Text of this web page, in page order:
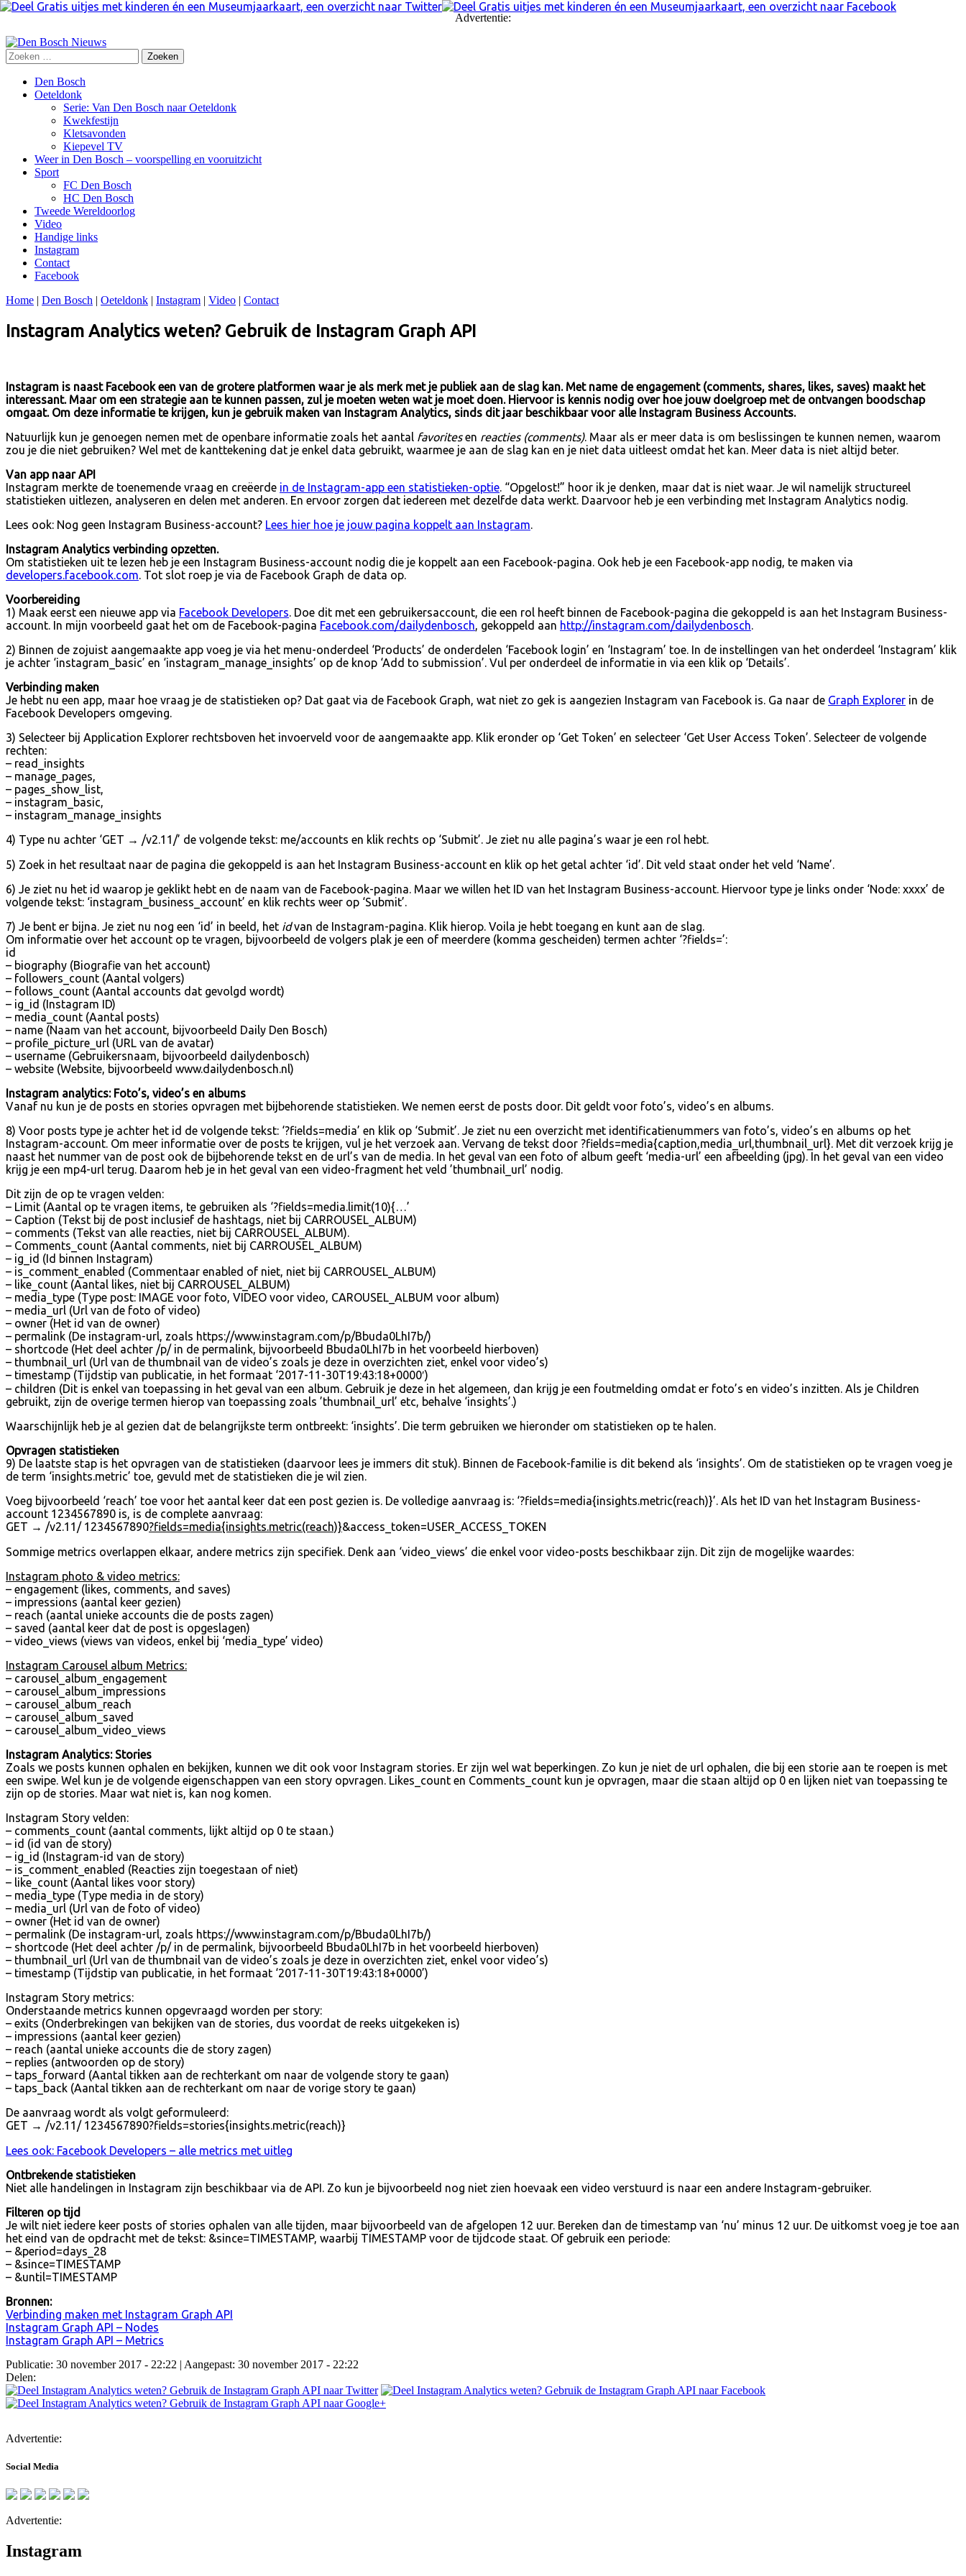
Advertentie:
Zoeken
naar:
Skip
Den Bosch
Oeteldonk
Serie: Van Den Bosch naar Oeteldonk
Kwekfestijn
Kletsavonden
Kiepevel TV
Weer in Den Bosch – voorspelling en vooruitzicht
Sport
FC Den Bosch
HC Den Bosch
Tweede Wereldoorlog
Video
Handige links
Instagram
Contact
Facebook
Home | Den Bosch | Oeteldonk | Instagram | Video | Contact
Instagram Analytics weten? Gebruik de Instagram Graph API
Instagram is naast Facebook een van de grotere platformen waar je als merk met je publiek aan de slag kan. Met name de engagement (comments, shares, likes, saves) maakt het
interessant. Maar om een strategie aan te kunnen passen, zul je moeten weten wat je moet doen. Hiervoor is kennis nodig over hoe jouw doelgroep met de ontvangen boodschap
omgaat. Om deze informatie te krijgen, kun je gebruik maken van Instagram Analytics, sinds dit jaar beschikbaar voor alle Instagram Business Accounts.
Natuurlijk kun je genoegen nemen met de openbare informatie zoals het aantal favoritesen reacties (comments). Maar als er meer data is om beslissingen te kunnen nemen, waarom
zou je die niet gebruiken? Wel met de kanttekening dat je enkel data gebruikt, waarmee je aan de slag kan en je niet data uitleest omdat het kan. Meer data is niet altijd beter.
Van app naar API
Instagram merkte de toenemende vraag en creëerde in de Instagram-app een statistieken-optie. “Opgelost!” hoor ik je denken, maar dat is niet waar. Je wil namelijk structureel
statistieken uitlezen, analyseren en delen met anderen. En ervoor zorgen dat iedereen met dezelfde data werkt. Daarvoor heb je een verbinding met Instagram Analytics nodig.
Lees ook: Nog geen Instagram Business-account? Lees hier hoe je jouw pagina koppelt aan Instagram.
Instagram Analytics verbinding opzetten.
Om statistieken uit te lezen heb je een Instagram Business-account nodig die je koppelt aan een Facebook-pagina. Ook heb je een Facebook-app nodig, te maken via
developers.facebook.com. Tot slot roep je via de Facebook Graph de data op.
Voorbereiding
1) Maak eerst een nieuwe app via Facebook Developers. Doe dit met een gebruikersaccount, die een rol heeft binnen de Facebook-pagina die gekoppeld is aan het Instagram Business-
account. In mijn voorbeeld gaat het om de Facebook-pagina Facebook.com/dailydenbosch, gekoppeld aan http://instagram.com/dailydenbosch.
2) Binnen de zojuist aangemaakte app voeg je via het menu-onderdeel ‘Products’ de onderdelen ‘Facebook login’ en ‘Instagram’ toe. In de instellingen van het onderdeel ‘Instagram’ klik
je achter ‘instagram_basic’ en ‘instagram_manage_insights’ op de knop ‘Add to submission’. Vul per onderdeel de informatie in via een klik op ‘Details’.
Verbinding maken
Je hebt nu een app, maar hoe vraag je de statistieken op? Dat gaat via de Facebook Graph, wat niet zo gek is aangezien Instagram van Facebook is. Ga naar de Graph Explorer in de
Facebook Developers omgeving.
3) Selecteer bij Application Explorer rechtsboven het invoerveld voor de aangemaakte app. Klik eronder op ‘Get Token’ en selecteer ‘Get User Access Token’. Selecteer de volgende
rechten:
– read_insights
– manage_pages,
– pages_show_list,
– instagram_basic,
– instagram_manage_insights
4) Type nu achter ‘GET → /v2.11/’ de volgende tekst: me/accounts en klik rechts op ‘Submit’. Je ziet nu alle pagina’s waar je een rol hebt.
5) Zoek in het resultaat naar de pagina die gekoppeld is aan het Instagram Business-account en klik op het getal achter ‘id’. Dit veld staat onder het veld ‘Name’.
6) Je ziet nu het id waarop je geklikt hebt en de naam van de Facebook-pagina. Maar we willen het ID van het Instagram Business-account. Hiervoor type je links onder ‘Node: xxxx’ de
volgende tekst: ‘instagram_business_account’ en klik rechts weer op ‘Submit’.
7) Je bent er bijna. Je ziet nu nog een ‘id’ in beeld, het idvan de Instagram-pagina. Klik hierop. Voila je hebt toegang en kunt aan de slag.
Om informatie over het account op te vragen, bijvoorbeeld de volgers plak je een of meerdere (komma gescheiden) termen achter ‘?fields=’:
id
– biography (Biografie van het account)
– followers_count (Aantal volgers)
– follows_count (Aantal accounts dat gevolgd wordt)
– ig_id (Instagram ID)
– media_count (Aantal posts)
– name (Naam van het account, bijvoorbeeld Daily Den Bosch)
– profile_picture_url (URL van de avatar)
– username (Gebruikersnaam, bijvoorbeeld dailydenbosch)
– website (Website, bijvoorbeeld www.dailydenbosch.nl)
Instagram analytics: Foto’s, video’s en albums
Vanaf nu kun je de posts en stories opvragen met bijbehorende statistieken. We nemen eerst de posts door. Dit geldt voor foto’s, video’s en albums.
8) Voor posts type je achter het id de volgende tekst: ‘?fields=media’ en klik op ‘Submit’. Je ziet nu een overzicht met identificatienummers van foto’s, video’s en albums op het
Instagram-account. Om meer informatie over de posts te krijgen, vul je het verzoek aan. Vervang de tekst door ?fields=media{caption,media_url,thumbnail_url}. Met dit verzoek krijg je
naast het nummer van de post ook de bijbehorende tekst en de url’s van de media. In het geval van een foto of album geeft ‘media-url’ een afbeelding (jpg). In het geval van een video
krijg je een mp4-url terug. Daarom heb je in het geval van een video-fragment het veld ’thumbnail_url’ nodig.
Dit zijn de op te vragen velden:
– Limit (Aantal op te vragen items, te gebruiken als ‘?fields=media.limit(10){…’
– Caption (Tekst bij de post inclusief de hashtags, niet bij CARROUSEL_ALBUM)
– comments (Tekst van alle reacties, niet bij CARROUSEL_ALBUM).
– Comments_count (Aantal comments, niet bij CARROUSEL_ALBUM)
– ig_id (Id binnen Instagram)
– is_comment_enabled (Commentaar enabled of niet, niet bij CARROUSEL_ALBUM)
– like_count (Aantal likes, niet bij CARROUSEL_ALBUM)
– media_type (Type post: IMAGE voor foto, VIDEO voor video, CAROUSEL_ALBUM voor album)
– media_url (Url van de foto of video)
– owner (Het id van de owner)
– permalink (De instagram-url, zoals https://www.instagram.com/p/Bbuda0LhI7b/)
– shortcode (Het deel achter /p/ in de permalink, bijvoorbeeld Bbuda0LhI7b in het voorbeeld hierboven)
– thumbnail_url (Url van de thumbnail van de video’s zoals je deze in overzichten ziet, enkel voor video’s)
– timestamp (Tijdstip van publicatie, in het formaat ‘2017-11-30T19:43:18+0000′)
– children (Dit is enkel van toepassing in het geval van een album. Gebruik je deze in het algemeen, dan krijg je een foutmelding omdat er foto’s en video’s inzitten. Als je Children
gebruikt, zijn de overige termen hierop van toepassing zoals ’thumbnail_url’ etc, behalve ‘insights’.)
Waarschijnlijk heb je al gezien dat de belangrijkste term ontbreekt: ‘insights’. Die term gebruiken we hieronder om statistieken op te halen.
Opvragen statistieken
9) De laatste stap is het opvragen van de statistieken (daarvoor lees je immers dit stuk). Binnen de Facebook-familie is dit bekend als ‘insights’. Om de statistieken op te vragen voeg je
de term ‘insights.metric’ toe, gevuld met de statistieken die je wil zien.
Voeg bijvoorbeeld ‘reach’ toe voor het aantal keer dat een post gezien is. De volledige aanvraag is: ‘?fields=media{insights.metric(reach)}’. Als het ID van het Instagram Business-
account 1234567890 is, is de complete aanvraag:
GET → /v2.11/ 1234567890?fields=media{insights.metric(reach)}&access_token=USER_ACCESS_TOKEN
Sommige metrics overlappen elkaar, andere metrics zijn specifiek. Denk aan ‘video_views’ die enkel voor video-posts beschikbaar zijn. Dit zijn de mogelijke waardes:
Instagram photo & video metrics:
– engagement (likes, comments, and saves)
– impressions (aantal keer gezien)
– reach (aantal unieke accounts die de posts zagen)
– saved (aantal keer dat de post is opgeslagen)
– video_views (views van videos, enkel bij ‘media_type’ video)
Instagram Carousel album Metrics:
– carousel_album_engagement
– carousel_album_impressions
– carousel_album_reach
– carousel_album_saved
– carousel_album_video_views
Instagram Analytics: Stories
Zoals we posts kunnen ophalen en bekijken, kunnen we dit ook voor Instagram stories. Er zijn wel wat beperkingen. Zo kun je niet de url ophalen, die bij een storie aan te roepen is met
een swipe. Wel kun je de volgende eigenschappen van een story opvragen. Likes_count en Comments_count kun je opvragen, maar die staan altijd op 0 en lijken niet van toepassing te
zijn op de stories. Maar wat niet is, kan nog komen.
Instagram Story velden:
– comments_count (aantal comments, lijkt altijd op 0 te staan.)
– id (id van de story)
– ig_id (Instagram-id van de story)
– is_comment_enabled (Reacties zijn toegestaan of niet)
– like_count (Aantal likes voor story)
– media_type (Type media in de story)
– media_url (Url van de foto of video)
– owner (Het id van de owner)
– permalink (De instagram-url, zoals https://www.instagram.com/p/Bbuda0LhI7b/)
– shortcode (Het deel achter /p/ in de permalink, bijvoorbeeld Bbuda0LhI7b in het voorbeeld hierboven)
– thumbnail_url (Url van de thumbnail van de video’s zoals je deze in overzichten ziet, enkel voor video’s)
– timestamp (Tijdstip van publicatie, in het formaat ‘2017-11-30T19:43:18+0000’)
Instagram Story metrics:
Onderstaande metrics kunnen opgevraagd worden per story:
– exits (Onderbrekingen van bekijken van de stories, dus voordat de reeks uitgekeken is)
– impressions (aantal keer gezien)
– reach (aantal unieke accounts die de story zagen)
– replies (antwoorden op de story)
– taps_forward (Aantal tikken aan de rechterkant om naar de volgende story te gaan)
– taps_back (Aantal tikken aan de rechterkant om naar de vorige story te gaan)
De aanvraag wordt als volgt geformuleerd:
GET → /v2.11/ 1234567890?fields=stories{insights.metric(reach)}
Lees ook: Facebook Developers – alle metrics met uitleg
Ontbrekende statistieken
Niet alle handelingen in Instagram zijn beschikbaar via de API. Zo kun je bijvoorbeeld nog niet zien hoevaak een video verstuurd is naar een andere Instagram-gebruiker.
Filteren op tijd
Je wilt niet iedere keer posts of stories ophalen van alle tijden, maar bijvoorbeeld van de afgelopen 12 uur. Bereken dan de timestamp van ‘nu’ minus 12 uur. De uitkomst voeg je toe aan
het eind van de opdracht met de tekst: &since=TIMESTAMP, waarbij TIMESTAMP voor de tijdcode staat. Of gebruik een periode:
– &period=days_28
– &since=TIMESTAMP
– &until=TIMESTAMP
Bronnen:
Verbinding maken met Instagram Graph API
Instagram Graph API – Nodes
Instagram Graph API – Metrics
Publicatie: 30 november 2017 - 22:22 | Aangepast: 30 november 2017 - 22:22
Delen:
Advertentie:
Social Media
Advertentie:
Instagram